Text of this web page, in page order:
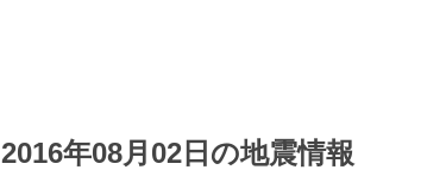
2016年08月02日の地震情報